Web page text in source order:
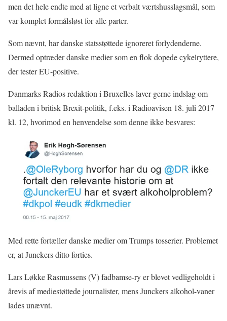
men det hele endte med at ligne et verbalt værtshusslagsmål, som
var komplet formålsløst for alle parter.
Som nævnt, har danske statsstøttede ignoreret forlydenderne.
Dermed optræder danske medier som en flok dopede cykelryttere,
der tester EU-positive.
Danmarks Radios redaktion i Bruxelles laver gerne indslag om
balladen i britisk Brexit-politik, f.eks. i Radioavisen 18. juli 2017
kl. 12, hvorimod en henvendelse som denne ikke besvares:
Med rette fortæller danske medier om Trumps tosserier. Problemet
er, at Junckers ditto forties.
Lars Løkke Rasmussens (V) fadbamse-ry er blevet vedligeholdt i
årevis af mediestøttede journalister, mens Junckers alkohol-vaner
lades unævnt.